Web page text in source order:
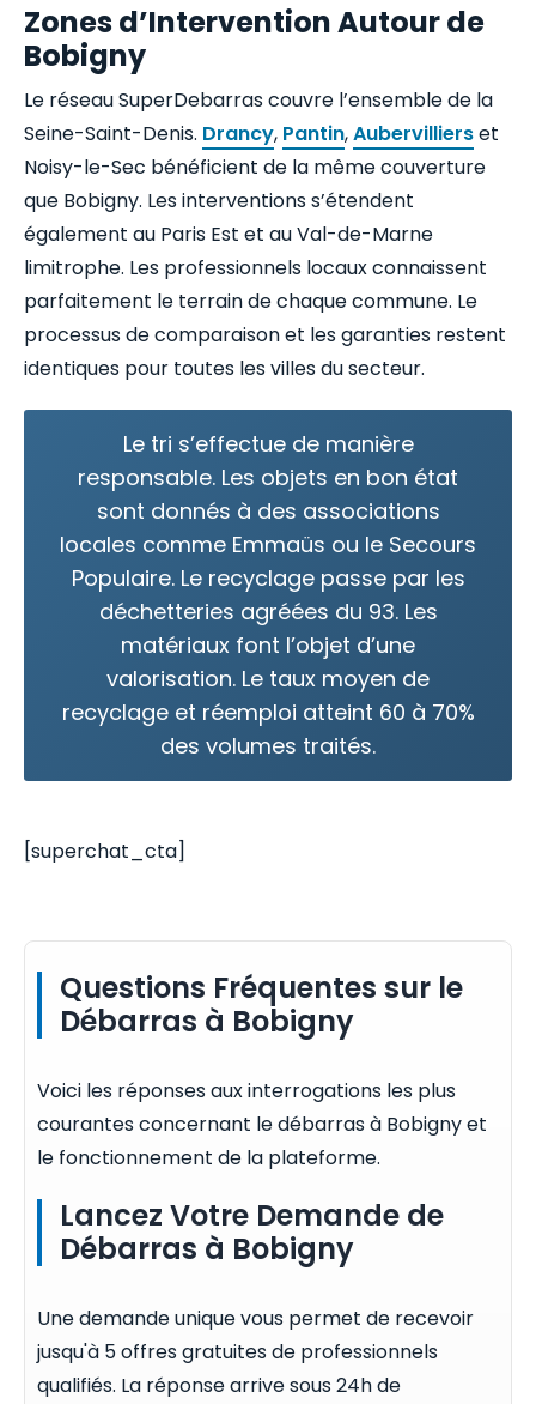
Zones d’Intervention Autour de
Bobigny
Le réseau SuperDebarras couvre l’ensemble de la
Seine-Saint-Denis. Drancy, Pantin,Aubervillierset
Noisy-le-Sec bénéficient de la même couverture
que Bobigny. Les interventions s’étendent
également au Paris Est et au Val-de-Marne
limitrophe. Les professionnels locaux connaissent
parfaitement le terrain de chaque commune. Le
processus de comparaison et les garanties restent
identiques pour toutes les villes du secteur.
Le tri s’effectue de manière
responsable. Les objets en bon état
sont donnés à des associations
locales comme Emmaüs ou le Secours
Populaire. Le recyclage passe par les
déchetteries agréées du 93. Les
matériaux font l’objet d’une
valorisation. Le taux moyen de
recyclage et réemploi atteint 60 à 70%
des volumes traités.
[superchat_cta]
Questions Fréquentes sur le
Débarras à Bobigny
Voici les réponses aux interrogations les plus
courantes concernant le débarras à Bobigny et
le fonctionnement de la plateforme.
Lancez Votre Demande de
Débarras à Bobigny
Une demande unique vous permet de recevoir
jusqu'à 5 offres gratuites de professionnels
qualifiés. La réponse arrive sous 24h de